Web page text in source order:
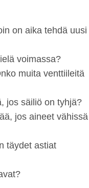
on aika tehdä uusi
voimassa?
muita venttiileitä
jos säiliö on tyhjä?
jos aineet vähissä
täydet astiat